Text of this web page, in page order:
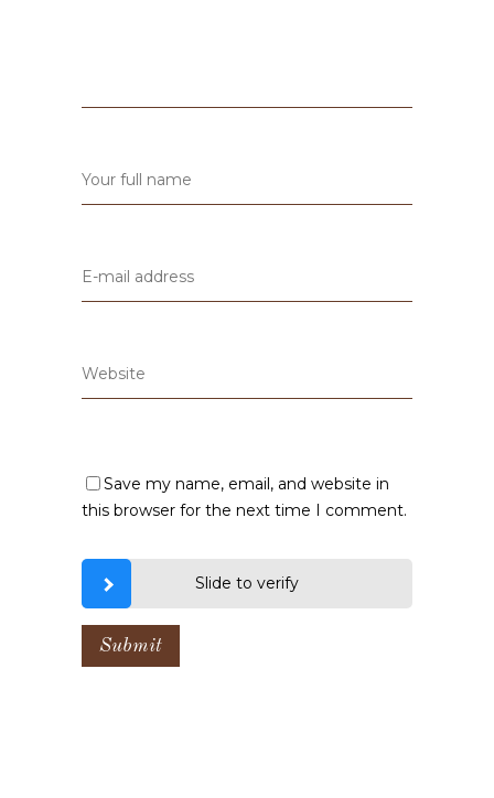
Save my name, email, and website in
this browser for the next time I comment.
Slide to verify